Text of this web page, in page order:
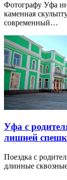
Фотографу Уфа
каменная
современный…
Уфа с
лишней
Поездка с
длинные